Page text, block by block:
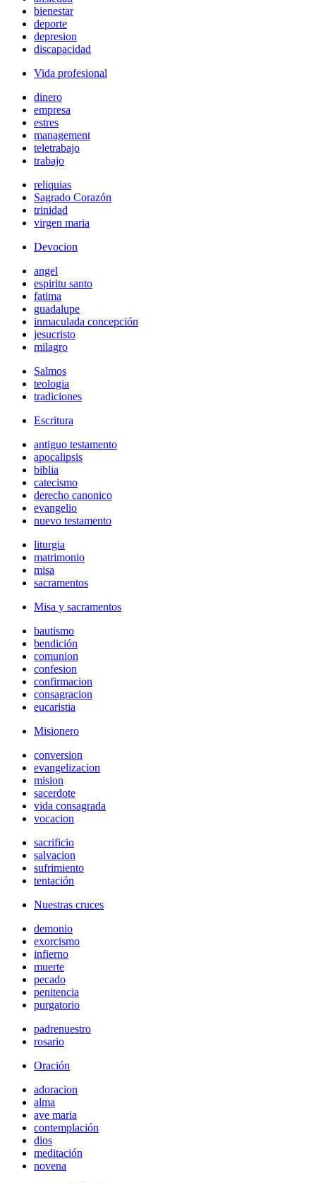
bienestar
deporte
depresion
discapacidad
Vida profesional
dinero
empresa
estres
management
teletrabajo
trabajo
reliquias
Sagrado Corazón
trinidad
virgen maria
Devocion
angel
espiritu santo
fatima
guadalupe
inmaculada concepción
jesucristo
milagro
Salmos
teologia
tradiciones
Escritura
antiguo testamento
apocalipsis
biblia
catecismo
derecho canonico
evangelio
nuevo testamento
liturgia
matrimonio
misa
sacramentos
Misa y sacramentos
bautismo
bendición
comunion
confesion
confirmacion
consagracion
eucaristia
Misionero
conversion
evangelizacion
mision
sacerdote
vida consagrada
vocacion
sacrificio
salvacion
sufrimiento
tentación
Nuestras cruces
demonio
exorcismo
infierno
muerte
pecado
penitencia
purgatorio
padrenuestro
rosario
Oración
adoracion
alma
ave maria
contemplación
dios
meditación
novena